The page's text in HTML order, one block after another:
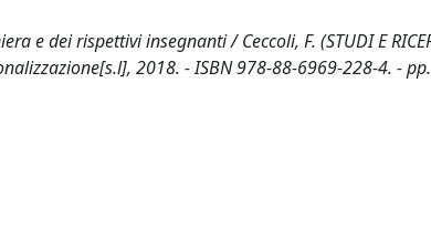
e dei rispettivi insegnanti / Ceccoli, F. (STUDI E
2018. - ISBN 978-88-6969-228-4. -